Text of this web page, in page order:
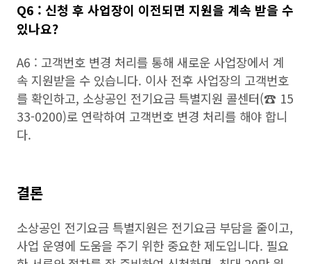
Q6 : 신청 후 사업장이 이전되면 지원을 계속 받을 수
있나요?
A6 : 고객번호 변경 처리를 통해 새로운 사업장에서 계
속 지원받을 수 있습니다. 이사 전후 사업장의 고객번호
를 확인하고, 소상공인 전기요금 특별지원 콜센터(☎ 15
33-0200)로 연락하여 고객번호 변경 처리를 해야 합니
다.
결론
소상공인 전기요금 특별지원은 전기요금 부담을 줄이고,
사업 운영에 도움을 주기 위한 중요한 제도입니다. 필요